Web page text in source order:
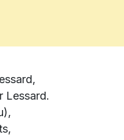
Lessard.